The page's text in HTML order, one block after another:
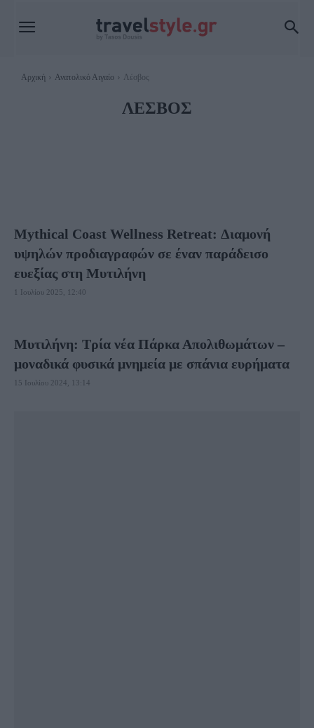
Αρχική Ανατολικό Αιγαίο Λέσβος
ΛΈΣΒΟΣ
Mythical Coast Wellness Retreat: Διαμονή
υψηλών προδιαγραφών σε έναν παράδεισο
ευεξίας στη Μυτιλήνη
1 Ιουλίου 2025, 12:40
Μυτιλήνη: Τρία νέα Πάρκα Απολιθωμάτων –
μοναδικά φυσικά μνημεία με σπάνια ευρήματα
15 Ιουλίου 2024, 13:14